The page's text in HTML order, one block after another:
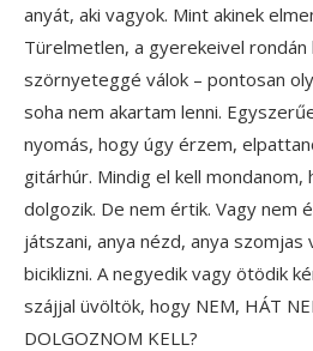
anyát, aki vagyok. Mint akinek
Türelmetlen, a gyerekeivel rondán
szörnyeteggé válok – pontosan
soha nem akartam lenni.
nyomás, hogy úgy érzem,
gitárhúr. Mindig el kell mondanom,
dolgozik. De nem értik. Vagy nem
játszani, anya nézd, anya szomjas
biciklizni. A negyedik vagy ötödik
szájjal üvöltök, hogy NEM, HÁT
DOLGOZNOM KELL?